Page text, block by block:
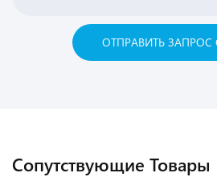
ОТПРАВИТЬ ЗАПРОС
Сопутствующие Товары